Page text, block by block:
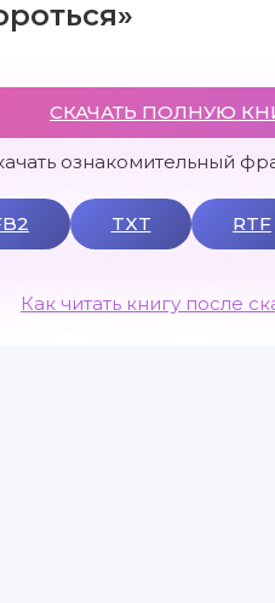
СКАЧАТЬ ПОЛНУЮ
ознакомительный
TXT RTF
Как читать книгу после